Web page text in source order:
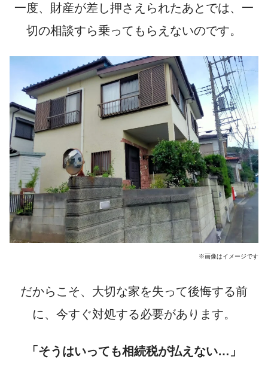
一度、財産が差し押さえられたあとでは、 一
切の相談すら乗ってもらえないのです。
※画像はイメージです
だからこそ、大切な家を失って後悔する前
に、 今すぐ対処する必要があります。
「そうはいっても相続税が払えない…」